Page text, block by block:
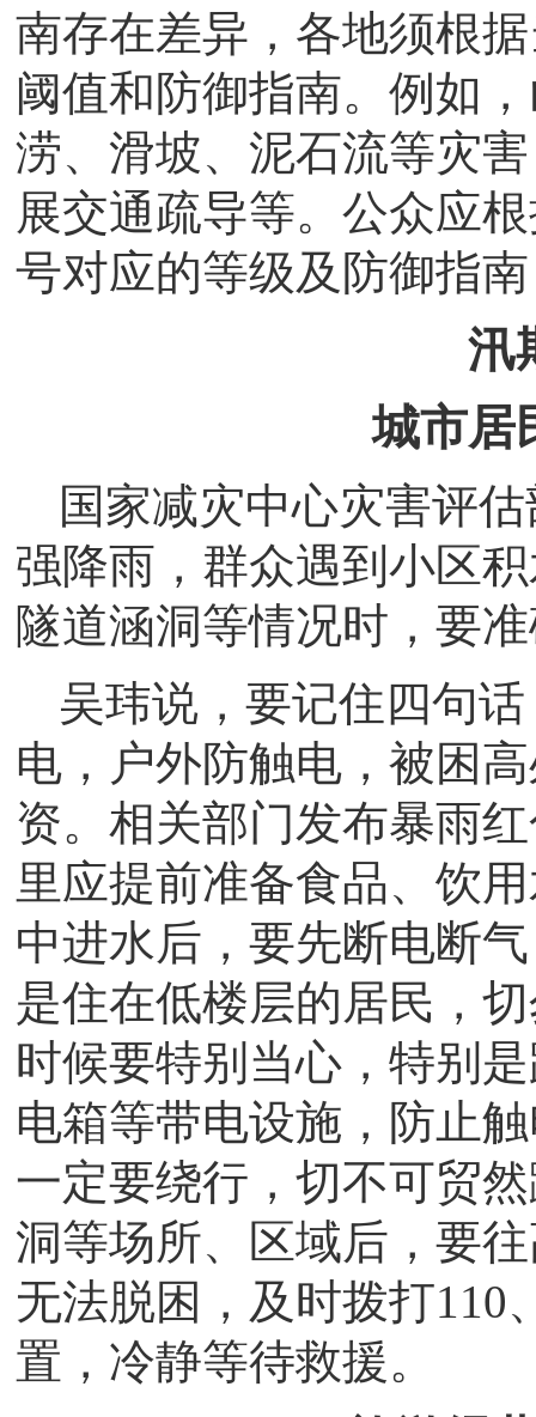
南存在差异，各地须根
阈值和防御指南。例如
涝、滑坡、泥石流等灾
展交通疏导等。公众应
号对应的等级及防御指
汛
城市居
国家减灾中心灾害评
强降雨，群众遇到小区
隧道涵洞等情况时，要
吴玮说，要记住四句话
电，户外防触电，被困
资。相关部门发布暴雨
里应提前准备食品、饮
中进水后，要先断电断
是住在低楼层的居民，
时候要特别当心，特别
电箱等带电设施，防止
一定要绕行，切不可贸
洞等场所、区域后，要
无法脱困，及时拨打110
置，冷静等待救援。